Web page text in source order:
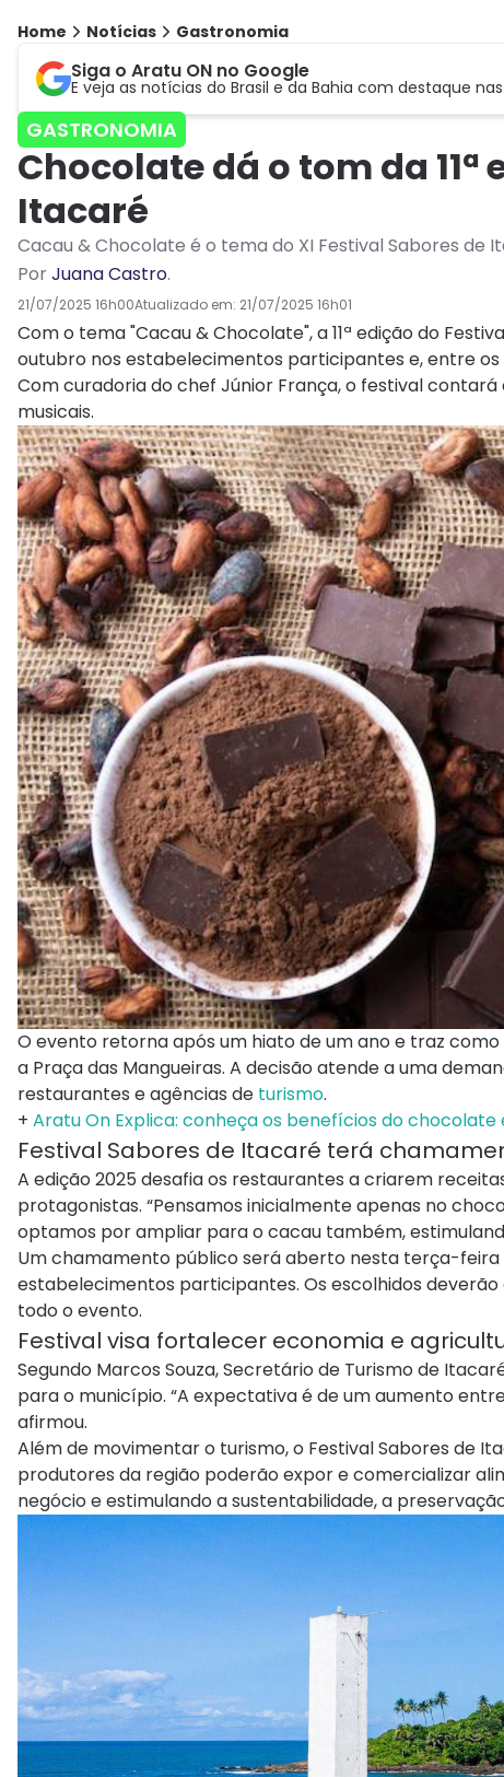
Home Notícias Gastronomia
Siga o Aratu ON no Google
E veja as notícias do Brasil e da Bahia com destaque
GASTRONOMIA
Chocolate dá o tom da
Itacaré
Cacau & Chocolate é o tema do XI Festival Sabores de
PorJuana Castro.
21/07/2025 16h00Atualizado em: 21/07/2025 16h01
Com o tema "Cacau & Chocolate", a 11ª edição do
outubro nos estabelecimentos participantes e, entre os
Com curadoria do chef Júnior França, o festival
musicais.
O evento retorna após um hiato de um ano e traz
a Praça das Mangueiras. A decisão atende a uma
restaurantes e agências de turismo.
+ Aratu On Explica: conheça os benefícios do
Festival Sabores de Itacaré terá
A edição 2025 desafia os restaurantes a criarem
protagonistas. “Pensamos inicialmente apenas no
optamos por ampliar para o cacau também,
Um chamamento público será aberto nesta terça-feira
estabelecimentos participantes. Os escolhidos
todo o evento.
Festival visa fortalecer economia e
Segundo Marcos Souza, Secretário de Turismo de
para o município. “A expectativa é de um aumento
afirmou.
Além de movimentar o turismo, o Festival Sabores de
produtores da região poderão expor e comercializar
negócio e estimulando a sustentabilidade, a